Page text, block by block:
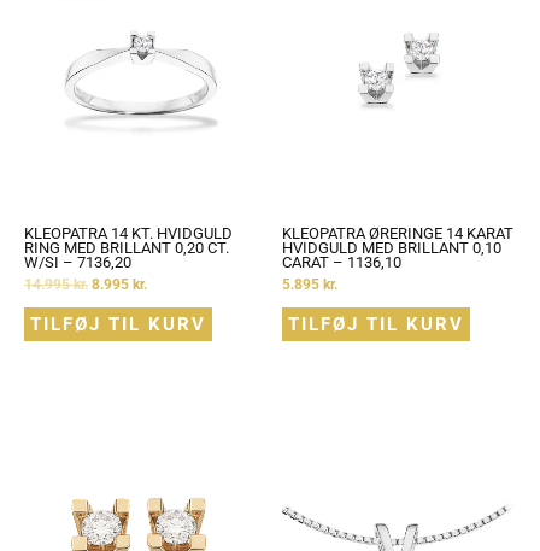
KLEOPATRA 14 KT. HVIDGULD
RING MED BRILLANT 0,20 CT.
W/SI – 7136,20
14.995kr. 8.995 kr.
TILFØJ TIL KURV
KLEOPATRA ØRERINGE 14 KARAT
HVIDGULD MED BRILLANT 0,10
CARAT – 1136,10
5.895 kr.
TILFØJ TIL KURV